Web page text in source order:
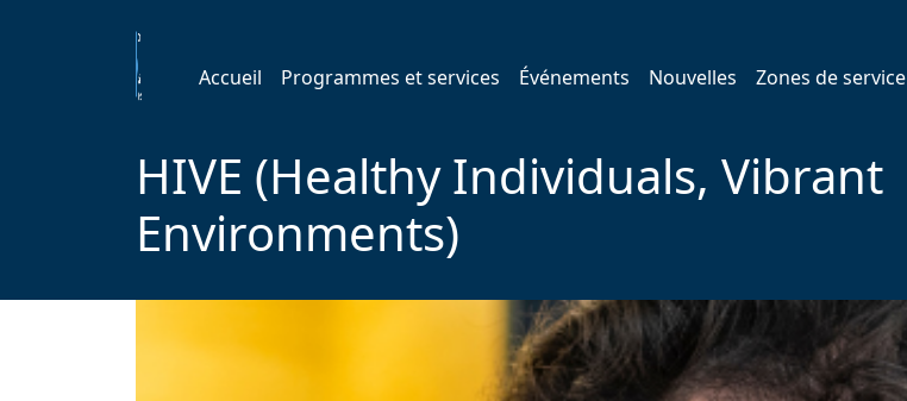
Accueil Programmes et services Événements Nouvelles Zones de service
HIVE (Healthy Individuals, Vibrant
Environments)